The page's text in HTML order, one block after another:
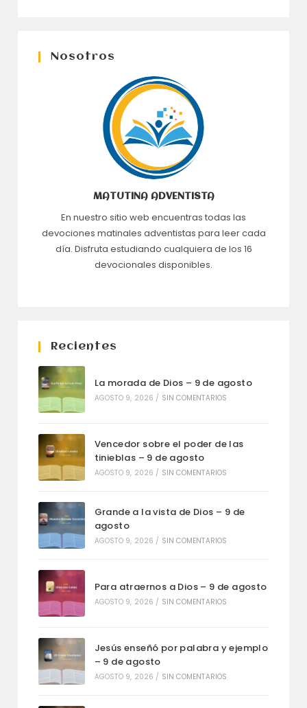
Nosotros
MATUTINA ADVENTISTA
En nuestro sitio web encuentras todas las
devociones matinales adventistas para leer cada
día. Disfruta estudiando cualquiera de los 16
devocionales disponibles.
Recientes
La morada de Dios – 9 de agosto
AGOSTO 9, 2026 / SIN COMENTARIOS
Vencedor sobre el poder de las
tinieblas – 9 de agosto
AGOSTO 9, 2026 / SIN COMENTARIOS
Grande a la vista de Dios – 9 de
agosto
AGOSTO 9, 2026 / SIN COMENTARIOS
Para atraernos a Dios – 9 de agosto
AGOSTO 9, 2026 / SIN COMENTARIOS
Jesús enseñó por palabra y ejemplo
– 9 de agosto
AGOSTO 9, 2026 / SIN COMENTARIOS